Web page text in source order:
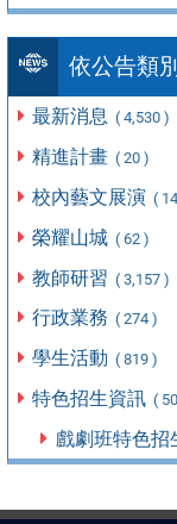
依公告類
最新消息 ( 4,530 )
精進計畫 ( 20 )
校內藝文展演 (
榮耀山城 ( 62 )
教師研習 ( 3,157 )
行政業務 ( 274 )
學生活動 ( 819 )
特色招生資訊 (
戲劇班特色招